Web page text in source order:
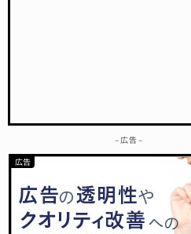
– 広告 –